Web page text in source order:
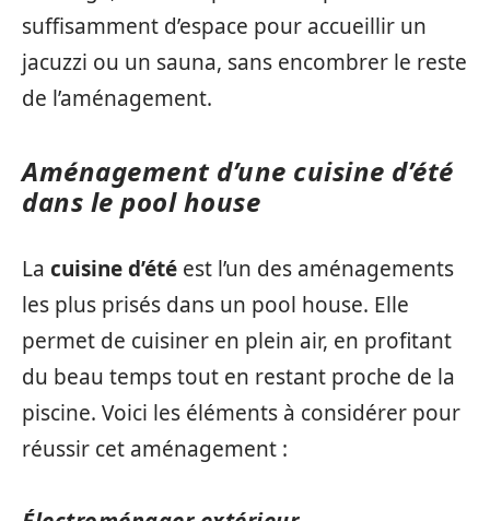
suffisamment d’espace pour accueillir un
jacuzzi ou un sauna, sans encombrer le reste
de l’aménagement.
Aménagement d’une cuisine d’été
dans le pool house
La cuisine d’été est l’un des aménagements
les plus prisés dans un pool house. Elle
permet de cuisiner en plein air, en profitant
du beau temps tout en restant proche de la
piscine. Voici les éléments à considérer pour
réussir cet aménagement :